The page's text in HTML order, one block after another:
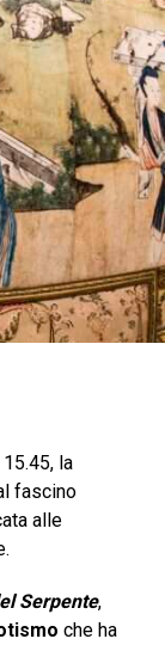
la
fascino
alle
Serpente,
che ha